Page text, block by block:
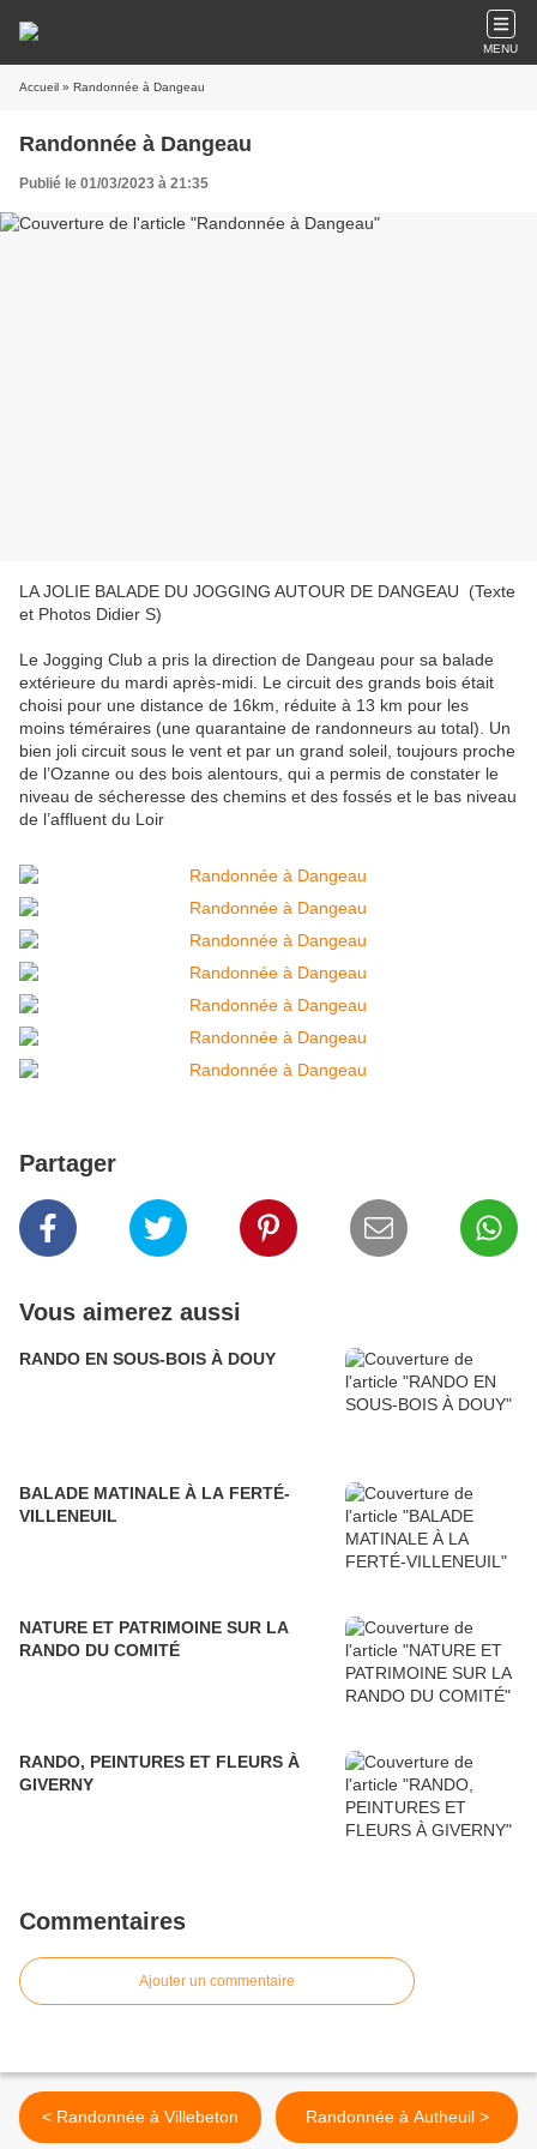
MENU
Accueil » Randonnée à Dangeau
Randonnée à Dangeau
Publié le 01/03/2023 à 21:35
LA JOLIE BALADE DU JOGGING AUTOUR DE DANGEAU (Texte
et Photos Didier S)
Le Jogging Club a pris la direction de Dangeau pour sa balade
extérieure du mardi après-midi. Le circuit des grands bois était
choisi pour une distance de 16km, réduite à 13 km pour les
moins téméraires (une quarantaine de randonneurs au total). Un
bien joli circuit sous le vent et par un grand soleil, toujours proche
de l’Ozanne ou des bois alentours, qui a permis de constater le
niveau de sécheresse des chemins et des fossés et le bas niveau
de l’affluent du Loir
Partager
Vous aimerez aussi
RANDO EN SOUS-BOIS À DOUY
BALADE MATINALE À LA FERTÉ-
VILLENEUIL
NATURE ET PATRIMOINE SUR LA
RANDO DU COMITÉ
RANDO, PEINTURES ET FLEURS À
GIVERNY
Commentaires
Ajouter un commentaire
< Randonnée à Villebeton Randonnée à Autheuil >